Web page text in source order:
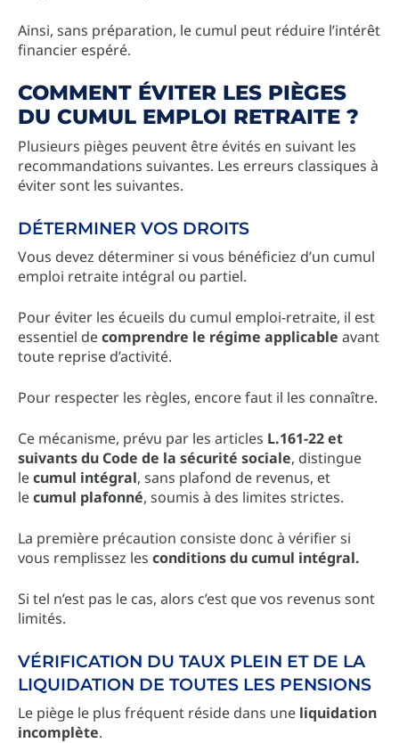
Ainsi, sans préparation, le cumul peut réduire l’intérêt
financier espéré.
COMMENT ÉVITER LES PIÈGES
DU CUMUL EMPLOI RETRAITE ?
Plusieurs pièges peuvent être évités en suivant les
recommandations suivantes. Les erreurs classiques à
éviter sont les suivantes.
DÉTERMINER VOS DROITS
Vous devez déterminer si vous bénéficiez d’un cumul
emploi retraite intégral ou partiel.
Pour éviter les écueils du cumul emploi-retraite, il est
essentiel decomprendre le régime applicable avant
toute reprise d’activité.
Pour respecter les règles, encore faut il les connaître.
Ce mécanisme, prévu par les articles L.161-22 et
suivants du Code de la sécurité sociale, distingue
lecumul intégral, sans plafond de revenus, et
lecumul plafonné, soumis à des limites strictes.
La première précaution consiste donc à vérifier si
vous remplissez les conditions du cumul intégral.
Si tel n’est pas le cas, alors c’est que vos revenus sont
limités.
VÉRIFICATION DU TAUX PLEIN ET DE LA
LIQUIDATION DE TOUTES LES PENSIONS
Le piège le plus fréquent réside dans une liquidation
incomplète.